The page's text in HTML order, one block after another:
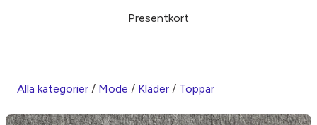
Presentkort
Alla kategorier / Mode / Kläder / Toppar